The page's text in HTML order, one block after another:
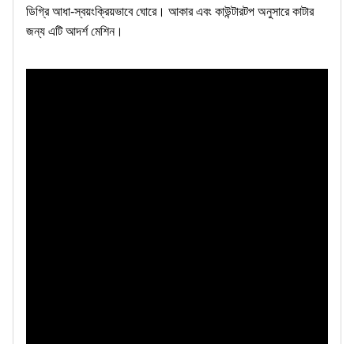
ডিগ্রি আধা-স্বয়ংক্রিয়ভাবে ঘোরে। আকার এবং কাউন্টারটপ অনুসারে কাটার
জন্য এটি আদর্শ মেশিন।